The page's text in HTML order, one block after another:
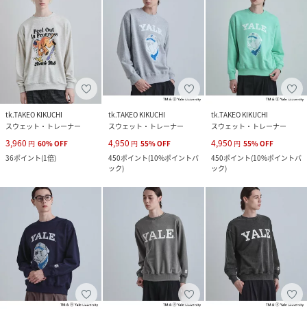
tk.TAKEO KIKUCHI
スウェット・トレーナー
3,960 円 60%OFF
36ポイント(1倍)
tk.TAKEO KIKUCHI
スウェット・トレーナー
4,950 円 55%OFF
450ポイント(10%ポイントバ
ック)
tk.TAKEO KIKUCHI
スウェット・トレーナー
4,950 円 55%OFF
450ポイント(10%ポイントバ
ック)